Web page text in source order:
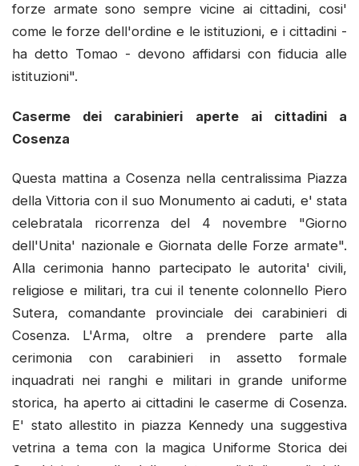
forze armate sono sempre vicine ai cittadini, cosi'
come le forze dell'ordine e le istituzioni, e i cittadini -
ha detto Tomao - devono affidarsi con fiducia alle
istituzioni".
Caserme dei carabinieri aperte ai cittadini a
Cosenza
Questa mattina a Cosenza nella centralissima Piazza
della Vittoria con il suo Monumento ai caduti, e' stata
celebratala ricorrenza del 4 novembre "Giorno
dell'Unita' nazionale e Giornata delle Forze armate".
Alla cerimonia hanno partecipato le autorita' civili,
religiose e militari, tra cui il tenente colonnello Piero
Sutera, comandante provinciale dei carabinieri di
Cosenza. L'Arma, oltre a prendere parte alla
cerimonia con carabinieri in assetto formale
inquadrati nei ranghi e militari in grande uniforme
storica, ha aperto ai cittadini le caserme di Cosenza.
E' stato allestito in piazza Kennedy una suggestiva
vetrina a tema con la magica Uniforme Storica dei